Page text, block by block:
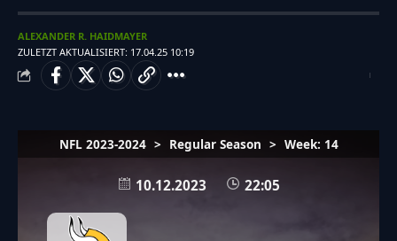
ZULETZT AKTUALISIERT: 17.04.25 10:19
ALEXANDER R. HAIDMAYER
NFL 2023-2024 > Regular Season > Week: 14
10.12.2023 22:05